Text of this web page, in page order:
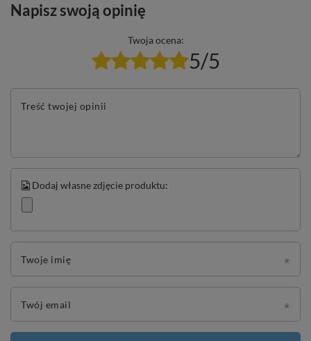
Napisz swoją opinię
Twoja ocena:
5/5
Treść twojej opinii
Dodaj własne zdjęcie produktu:
Twoje imię
Twój email